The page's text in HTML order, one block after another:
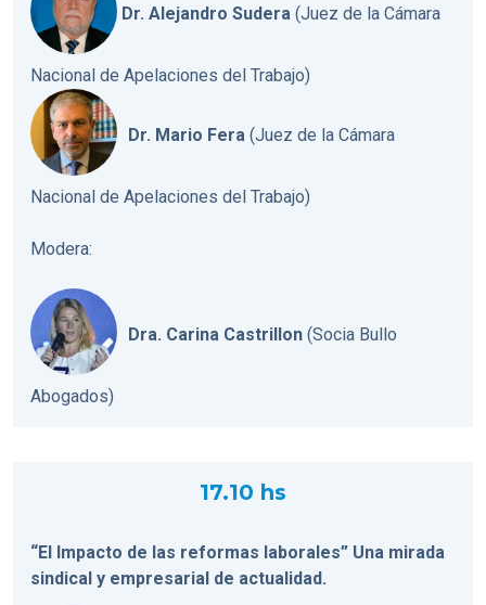
Dr. Alejandro Sudera (Juez de la Cámara
Nacional de Apelaciones del Trabajo)
Dr. Mario Fera (Juez de la Cámara
Nacional de Apelaciones del Trabajo)
Modera:
Dra. Carina Castrillon (Socia Bullo
Abogados)
17.10 hs
“El Impacto de las reformas laborales” Una mirada
sindical y empresarial de actualidad.